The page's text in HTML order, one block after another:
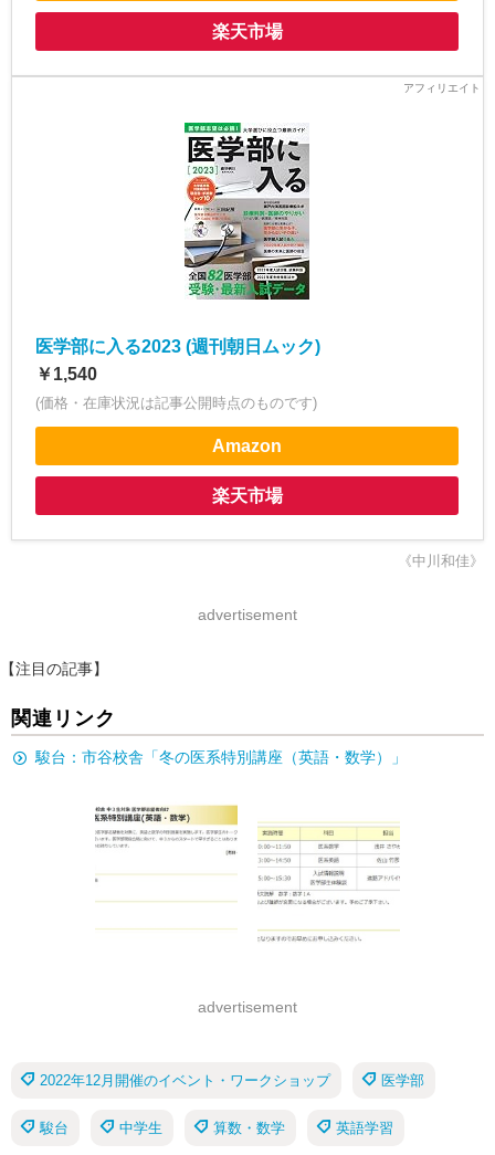
楽天市場
医学部に入る2023 (週刊朝日ムック)
￥1,540
(価格・在庫状況は記事公開時点のものです)
Amazon
楽天市場
《中川和佳》
advertisement
【注目の記事】
関連リンク
駿台：市谷校舎「冬の医系特別講座（英語・数学）」
advertisement
2022年12月開催のイベント・ワークショップ 医学部
駿台 中学生 算数・数学 英語学習